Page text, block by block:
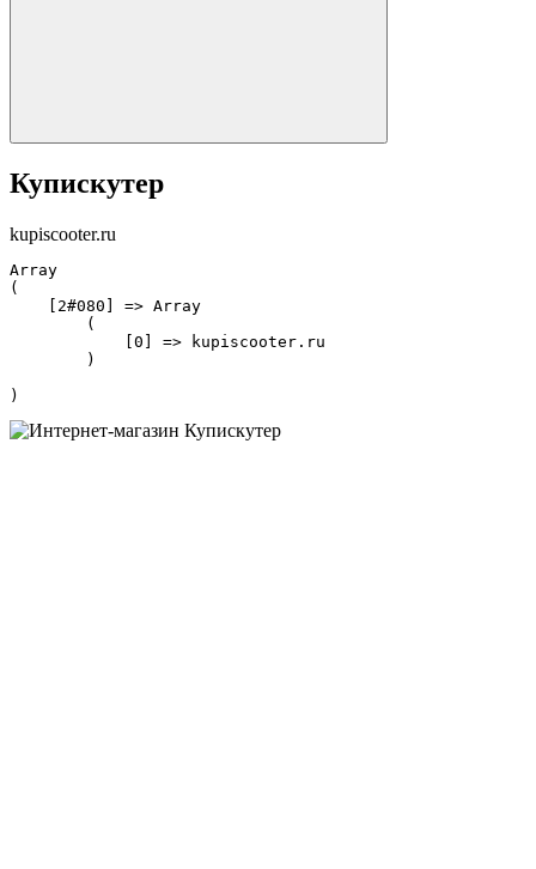
Купискутер
kupiscooter.ru
Array
(
    [2#080] => Array
        (
            [0] => kupiscooter.ru
        )